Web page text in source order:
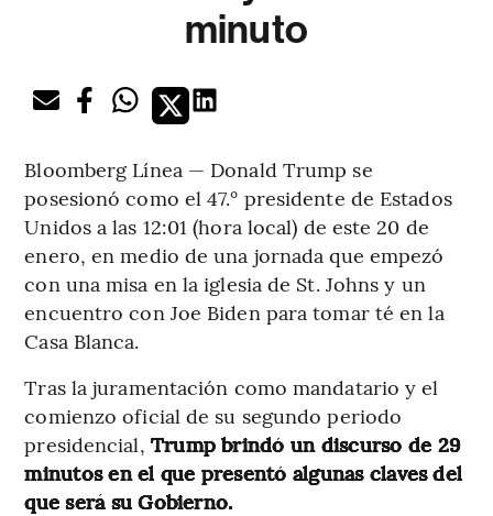
minuto
Bloomberg Línea — Donald Trump se
posesionó como el 47.° presidente de Estados
Unidos a las 12:01 (hora local) de este 20 de
enero, en medio de una jornada que empezó
con una misa en la iglesia de St. Johns y un
encuentro con Joe Biden para tomar té en la
Casa Blanca.
Tras la juramentación como mandatario y el
comienzo oficial de su segundo periodo
presidencial, Trump brindó un discurso de 29
minutos en el que presentó algunas claves del
que será su Gobierno.